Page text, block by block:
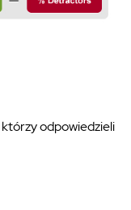
którzy odpowiedzieli